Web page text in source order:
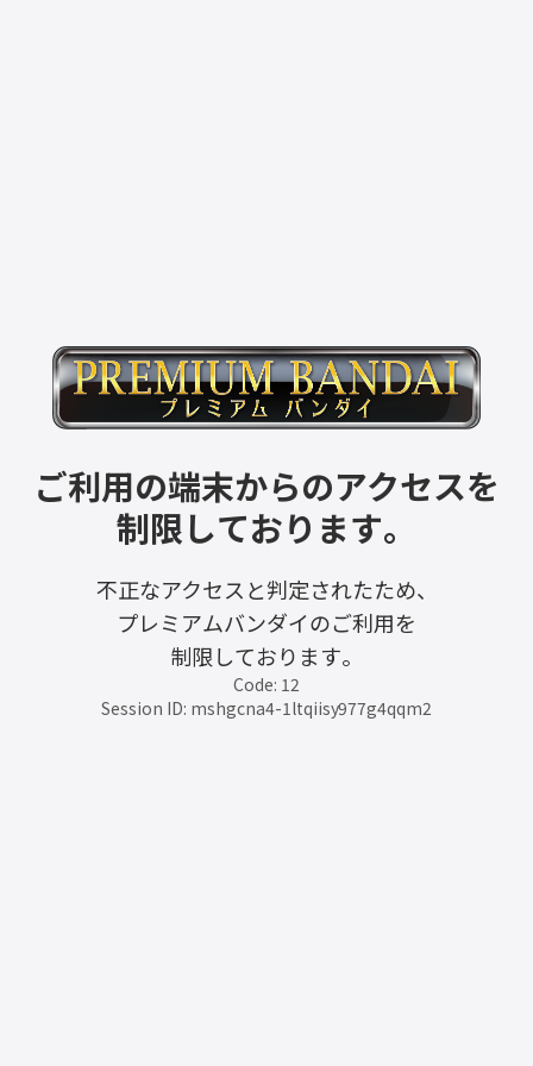
ご利用の端末からのアクセスを
制限しております。
不正なアクセスと判定されたため、
プレミアムバンダイのご利用を
制限しております。
Code: 12
Session ID: mshgcna4-1ltqiisy977g4qqm2